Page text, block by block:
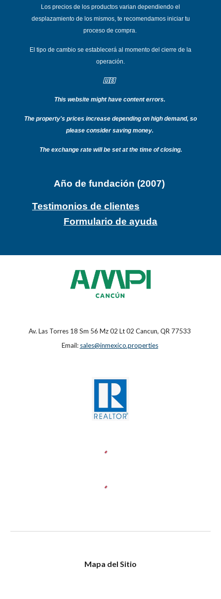
Los precios de los productos varian dependiendo el
desplazamiento de los mismos, te recomendamos iniciar tu
proceso de compra.
El tipo de cambio se establecerá al momento del cierre de la
operación.
🇺🇸
This website might have content errors.
The property's prices increase depending on high demand, so
please consider saving money.
The exchange rate will be set at the time of closing.
Año de fundación (2007)
Testimonios de clientes
Formulario de ayuda
Av. Las Torres 18 Sm 56 Mz 02 Lt 02 Cancun, QR 77533
Email: sales@inmexico.properties
Mapa del Sitio